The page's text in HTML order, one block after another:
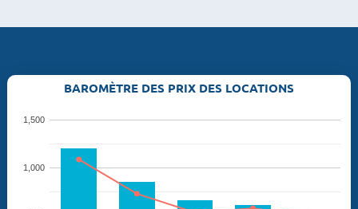
BAROMÈTRE DES PRIX DES LOCATIONS
1,000
1,500